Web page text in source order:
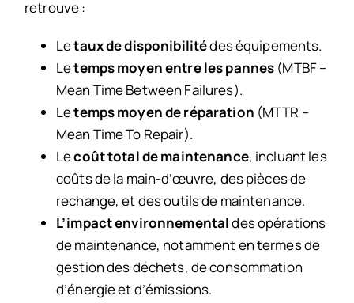
retrouve :
Letaux de disponibilitédes équipements.
Letemps moyen entre les pannes (MTBF –
Mean Time Between Failures).
Letemps moyen de réparation (MTTR –
Mean Time To Repair).
Lecoût total de maintenance, incluant les
coûts de la main-d’œuvre, des pièces de
rechange, et des outils de maintenance.
L’impact environnementaldes opérations
de maintenance, notamment en termes de
gestion des déchets, de consommation
d’énergie et d’émissions.